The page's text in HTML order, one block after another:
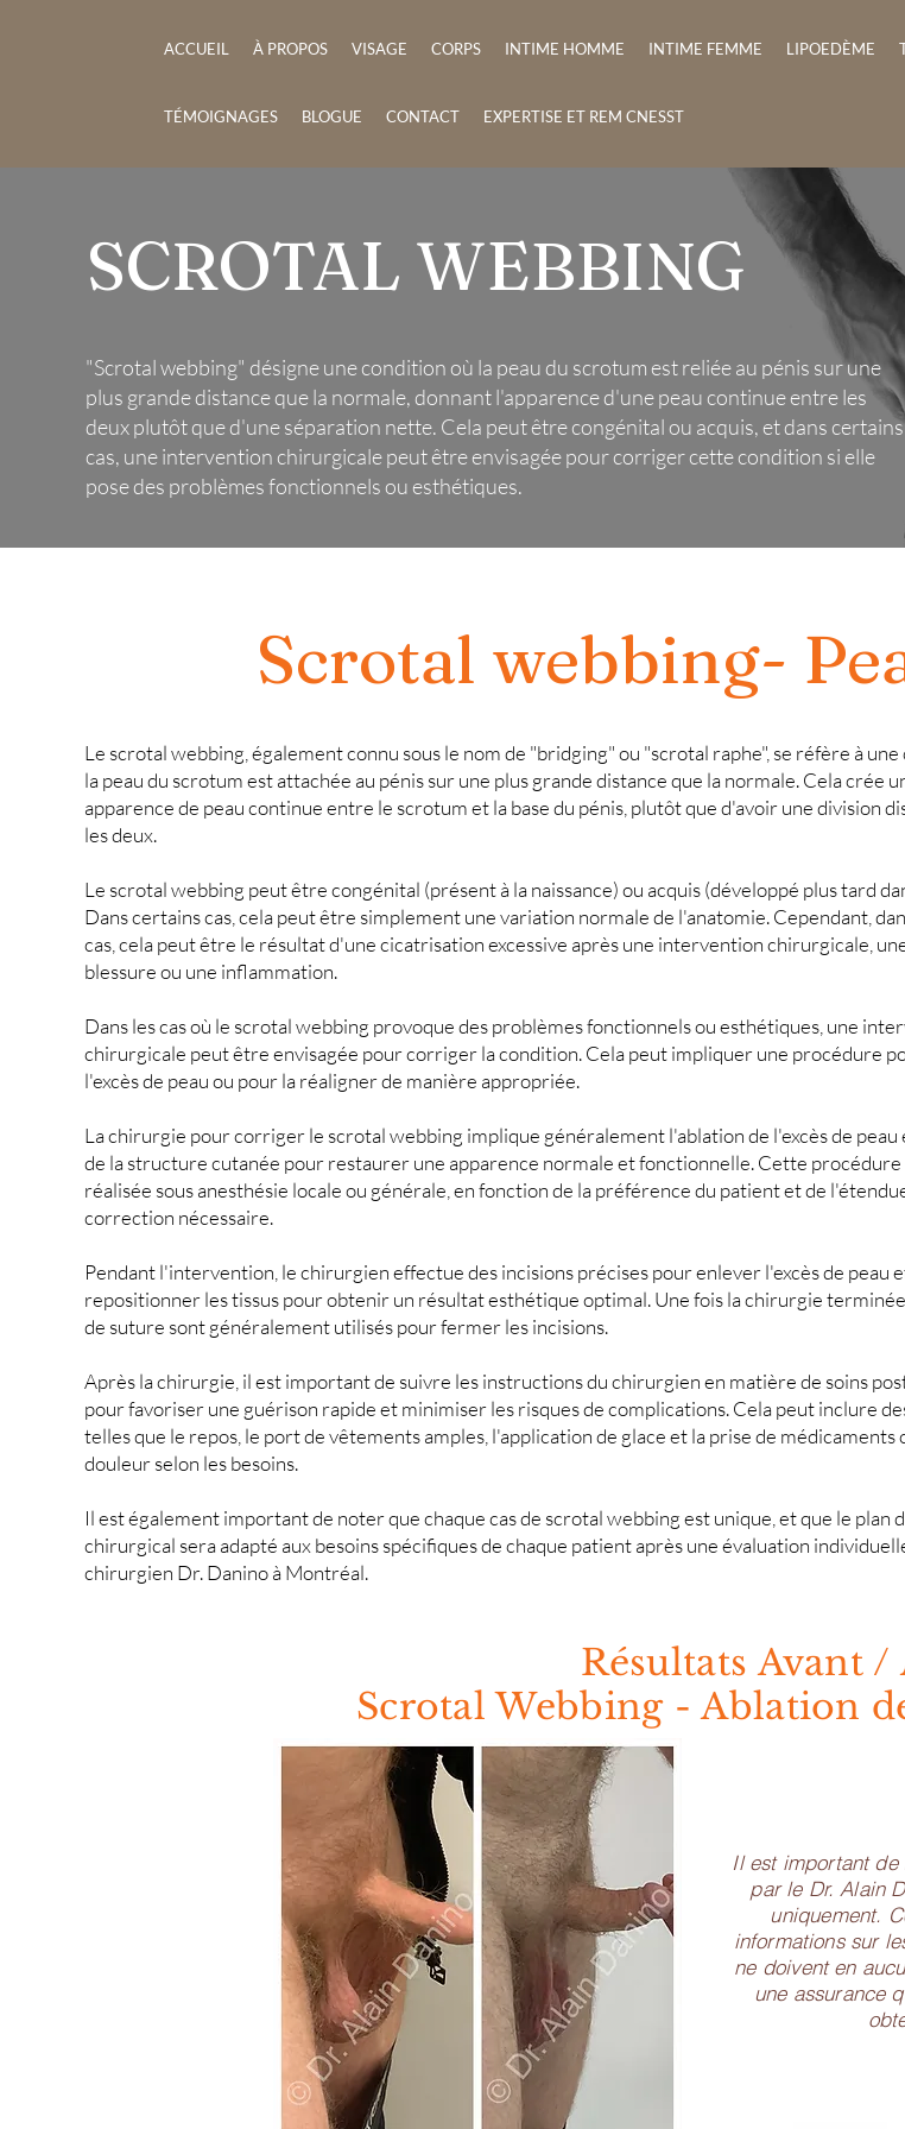
ACCUEIL À PROPOS VISAGE CORPS INTIME HOMME INTIME FEMME LIPOEDÈME
TÉMOIGNAGES BLOGUE CONTACT EXPERTISE ET REM CNESST
SCROTAL WEBBING
"Scrotal webbing" désigne une condition où la peau du scrotum est reliée au pénis sur une
plus grande distance que la normale, donnant l'apparence d'une peau continue entre les
deux plutôt que d'une séparation nette. Cela peut être congénital ou acquis, et dans certains
cas, une intervention chirurgicale peut être envisagée pour corriger cette condition si elle
pose des problèmes fonctionnels ou esthétiques.
Scrotal webbing-
Le scrotal webbing, également connu sous le nom de "bridging" ou "scrotal raphe", se réfère à
la peau du scrotumest attachée au pénis sur une plus grande distance que la normale.Cela crée
apparence de peau continue entre le scrotum et la basedu pénis, plutôt que d'avoir une division
les deux.
Le scrotal webbing peut être congénital (présent à la naissance)ou acquis (développé plus tard
Dans certains cas, cela peut être simplement une variation normalede l'anatomie. Cependant,
cas, cela peut être le résultatd'une cicatrisation excessive après une intervention chirurgicale,
blessure ou une inflammation.
Dans les cas où le scrotal webbing provoque des problèmes fonctionnelsou esthétiques, une
chirurgicale peut être envisagée pourcorriger la condition.Cela peut impliquer une procédure
l'excès de peau ou pourla réaligner de manière appropriée.
La chirurgie pour corriger le scrotal webbing implique généralement l'ablation de l'excès de peau
de la structure cutanée pour restaurer une apparence normale et fonctionnelle. Cette
réalisée sous anesthésie locale ou générale, en fonction de la préférence du patient et de
correction nécessaire.
Pendant l'intervention, le chirurgien effectue des incisions précises pour enlever l'excès de peau
repositionner les tissus pour obtenir un résultat esthétique optimal. Une fois la chirurgie
de suture sont généralement utilisés pour fermer les incisions.
Après la chirurgie, il est important de suivre les instructions du chirurgien en matière de soins
pour favoriser une guérison rapide et minimiser les risques de complications. Cela peut inclure
telles que le repos, le port de vêtements amples, l'application de glace et la prise de médicaments
douleur selon les besoins.
Il est également important de noter que chaque cas de scrotal webbing est unique, et que le plan
chirurgical sera adapté aux besoins spécifiques de chaque patient après une évaluation
chirurgien Dr. Danino à Montréal.
Résultats Avant /
Scrotal Webbing - Ablation
Il est important
par le Dr. Alain
uniquement.
informations sur
ne doivent en
une assurance